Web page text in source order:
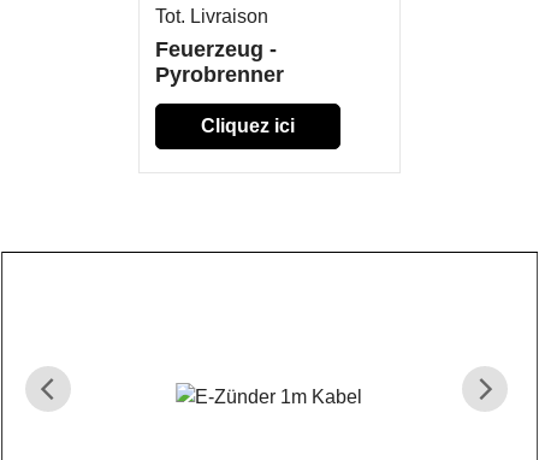
Tot. Livraison
Feuerzeug -
Pyrobrenner
Cliquez ici